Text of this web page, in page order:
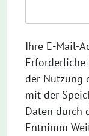
Ihre E-Mail-
der Nutzung
mit der
Daten durch
Entnimm